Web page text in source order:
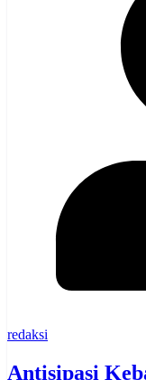
redaksi
Antisipasi